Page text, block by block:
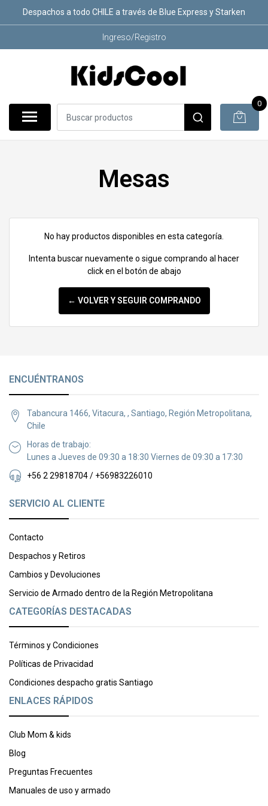
Despachos a todo CHILE a través de Blue Express y Starken
Ingreso/Registro
0
Mesas
No hay productos disponibles en esta categoría.
Intenta buscar nuevamente o sigue comprando al hacer
click en el botón de abajo
← VOLVER Y SEGUIR COMPRANDO
ENCUÉNTRANOS
Tabancura 1466, Vitacura, , Santiago, Región Metropolitana,
Chile
Horas de trabajo:
Lunes a Jueves de 09:30 a 18:30 Viernes de 09:30 a 17:30
+56 2 29818704 / +56983226010
SERVICIO AL CLIENTE
Contacto
Despachos y Retiros
Cambios y Devoluciones
Servicio de Armado dentro de la Región Metropolitana
CATEGORÍAS DESTACADAS
Términos y Condiciones
Políticas de Privacidad
Condiciones despacho gratis Santiago
ENLACES RÁPIDOS
Club Mom & kids
Blog
Preguntas Frecuentes
Manuales de uso y armado